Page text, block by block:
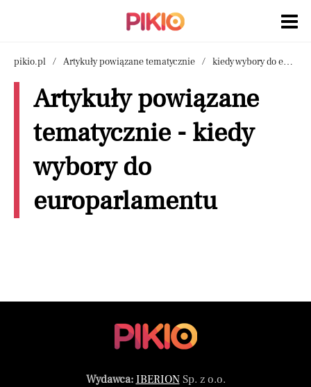
pikio.pl Artykuły powiązane tematycznie kiedy wybory do europarlamentu
Artykuły powiązane
tematycznie - kiedy
wybory do
europarlamentu
Wydawca: IBERIONSp. z o.o.